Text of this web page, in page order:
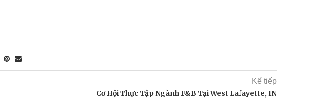
Kế tiếp
Cơ Hội Thực Tập Ngành F&B Tại West Lafayette, IN